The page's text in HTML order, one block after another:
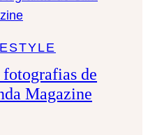
fotografias de
Magazine